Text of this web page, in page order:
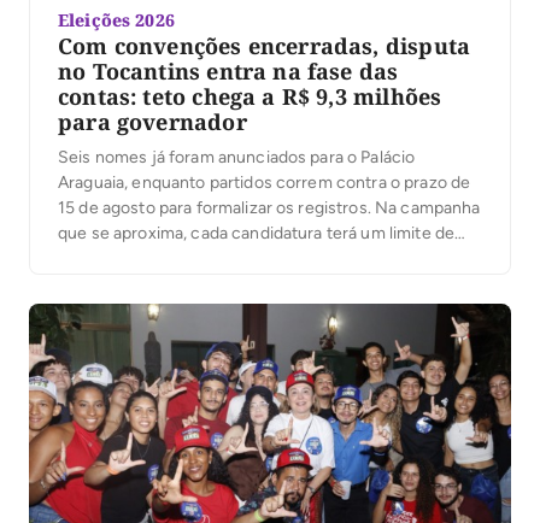
Eleições 2026
Com convenções encerradas, disputa
no Tocantins entra na fase das
contas: teto chega a R$ 9,3 milhões
para governador
Seis nomes já foram anunciados para o Palácio
Araguaia, enquanto partidos correm contra o prazo de
15 de agosto para formalizar os registros. Na campanha
que se aproxima, cada candidatura terá um limite de
e seis candidaturas anunciadas ao governo do […]